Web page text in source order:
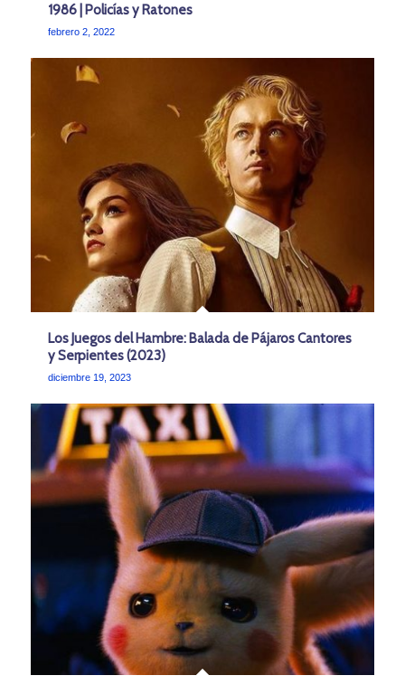
1986 | Policías y Ratones
febrero 2, 2022
Los Juegos del Hambre: Balada de Pájaros Cantores
y Serpientes (2023)
diciembre 19, 2023